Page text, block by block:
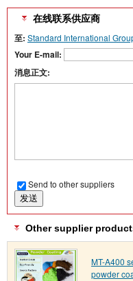
在线联系供应商
至: Standard International
Your E-mail:
消息正文:
Send to other suppliers
Other supplier
MT-A400
powder